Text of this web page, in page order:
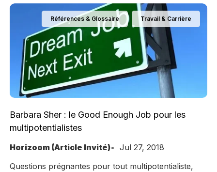
Références & Glossaire Travail & Carrière
Barbara Sher : le Good Enough Job pour les
multipotentialistes
Horizoom (Article Invité)
Jul 27, 2018
Questions prégnantes pour tout multipotentialiste,